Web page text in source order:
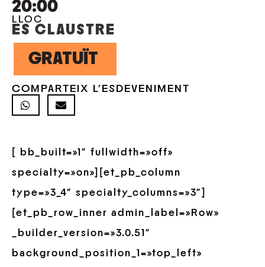
20:00
LLOC
ES CLAUSTRE
GRATUÏT
COMPARTEIX L'ESDEVENIMENT
[ bb_built=»1″ fullwidth=»off»
specialty=»on»][et_pb_column
type=»3_4″ specialty_columns=»3″]
[et_pb_row_inner admin_label=»Row»
_builder_version=»3.0.51″
background_position_1=»top_left»